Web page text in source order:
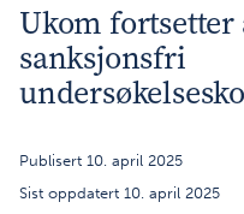
Ukom
sanksjonsfri
Publisert 10. april 2025
Sist oppdatert 10. april 2025